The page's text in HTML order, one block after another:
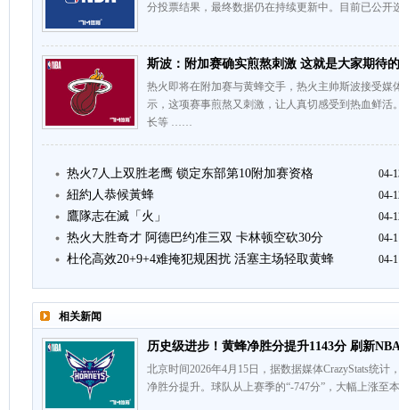
分投票结果，最终数据仍在持续更新中。目前已公
斯波：附加赛确实煎熬刺激 这就是大家期待的
热火即将在附加赛与黄蜂交手，热火主帅斯波接受
示，这项赛事煎熬又刺激，让人真切感受到热血鲜
长等 ……
热火7人上双胜老鹰 锁定东部第10附加赛资格 04-
紐約人恭候黃蜂 04-
鷹隊志在滅「火」 04-
热火大胜奇才 阿德巴约准三双 卡林顿空砍30分 04-
杜伦高效20+9+4难掩犯规困扰 活塞主场轻取黄蜂 04-
相关新闻
历史级进步！黄蜂净胜分提升1143分 刷新
北京时间2026年4月15日，据数据媒体CrazyStats统
净胜分提升。球队从上赛季的“-747分”，大幅上涨至